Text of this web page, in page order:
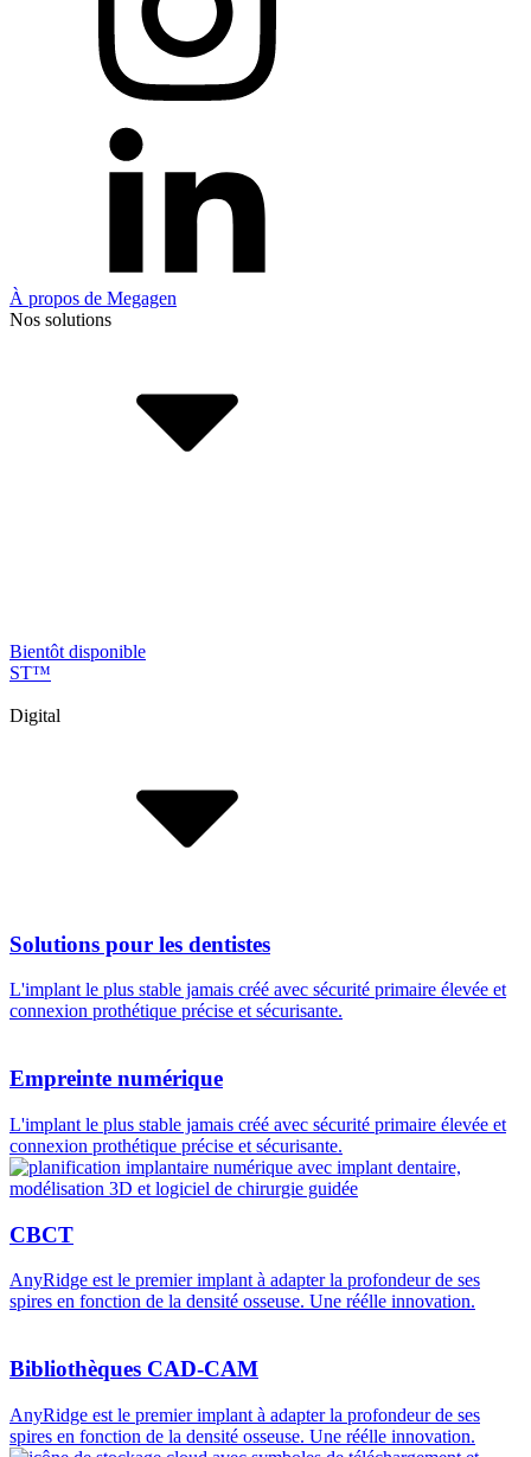
À propos de Megagen
Nos solutions
Bientôt disponible
ST™
Digital
Solutions pour les dentistes
L'implant le plus stable jamais créé avec sécurité primaire élevée et
connexion prothétique précise et sécurisante.
Empreinte numérique
L'implant le plus stable jamais créé avec sécurité primaire élevée et
connexion prothétique précise et sécurisante.
CBCT
AnyRidge est le premier implant à adapter la profondeur de ses
spires en fonction de la densité osseuse. Une réélle innovation.
Bibliothèques CAD-CAM
AnyRidge est le premier implant à adapter la profondeur de ses
spires en fonction de la densité osseuse. Une réélle innovation.